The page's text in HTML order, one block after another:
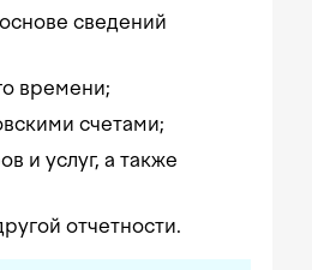
сведений
времени;
счетами;
и услуг, а также
отчетности.